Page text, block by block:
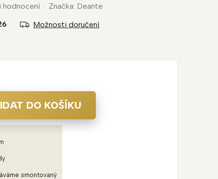
Možnosti doručení
hodnocení Značka: Deante
DO KOŠÍKU
smontovaný